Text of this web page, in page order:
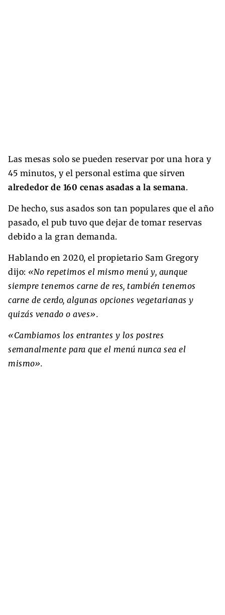
Las mesas solo se pueden reservar por una hora y
45 minutos, y el personal estima que sirven
alrededor de 160 cenas asadas a la semana.
De hecho, sus asados son tan populares que el año
pasado, el pub tuvo que dejar de tomar reservas
debido a la gran demanda.
Hablando en 2020, el propietario Sam Gregory
dijo: «No repetimos el mismo menú y, aunque
siempre tenemos carne de res, también tenemos
carne de cerdo, algunas opciones vegetarianas y
quizás venado o aves».
«Cambiamos los entrantes y los postres
semanalmente para que el menú nunca sea el
mismo».